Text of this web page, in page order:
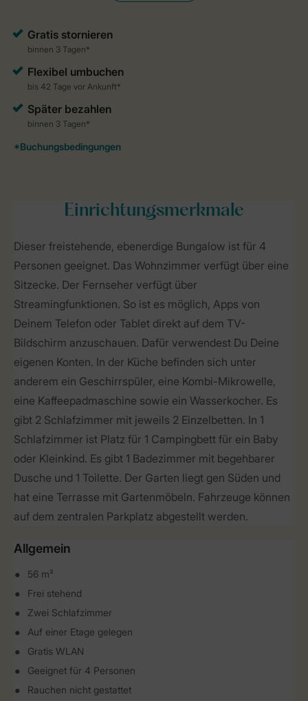
Einrichtungsmerkmale
Dieser freistehende, ebenerdige Bungalow ist für 4
Personen geeignet. Das Wohnzimmer verfügt über eine
Sitzecke. Der Fernseher verfügt über
Streamingfunktionen. So ist es möglich, Apps von
Deinem Telefon oder Tablet direkt auf dem TV-
Bildschirm anzuschauen. Dafür verwendest Du Deine
eigenen Konten. In der Küche befinden sich unter
anderem ein Geschirrspüler, eine Kombi-Mikrowelle,
eine Kaffeepadmaschine sowie ein Wasserkocher. Es
gibt 2 Schlafzimmer mit jeweils 2 Einzelbetten. In 1
Schlafzimmer ist Platz für 1 Campingbett für ein Baby
oder Kleinkind. Es gibt 1 Badezimmer mit begehbarer
Dusche und 1 Toilette. Der Garten liegt gen Süden und
hat eine Terrasse mit Gartenmöbeln. Fahrzeuge können
auf dem zentralen Parkplatz abgestellt werden.
Allgemein
56 m²
Frei stehend
Zwei Schlafzimmer
Auf einer Etage gelegen
Gratis WLAN
Geeignet für 4 Personen
Rauchen nicht gestattet